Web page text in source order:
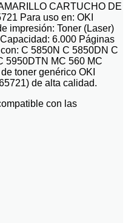
CARTUCHO DE
Para uso en: OKI
impresión: Toner (Laser)
6.000 Páginas
C 5850N C 5850DN C
5950DTN MC 560 MC
toner genérico OKI
de alta calidad.
con las